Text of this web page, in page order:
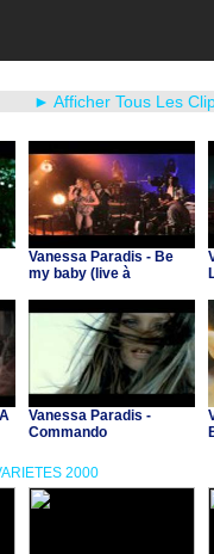
► Afficher Tous Les
Vanessa Paradis - Be
my baby (live à
Vanessa Paradis -
Commando
2000